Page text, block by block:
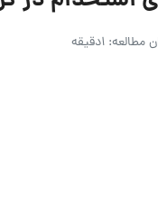
1دقیقه